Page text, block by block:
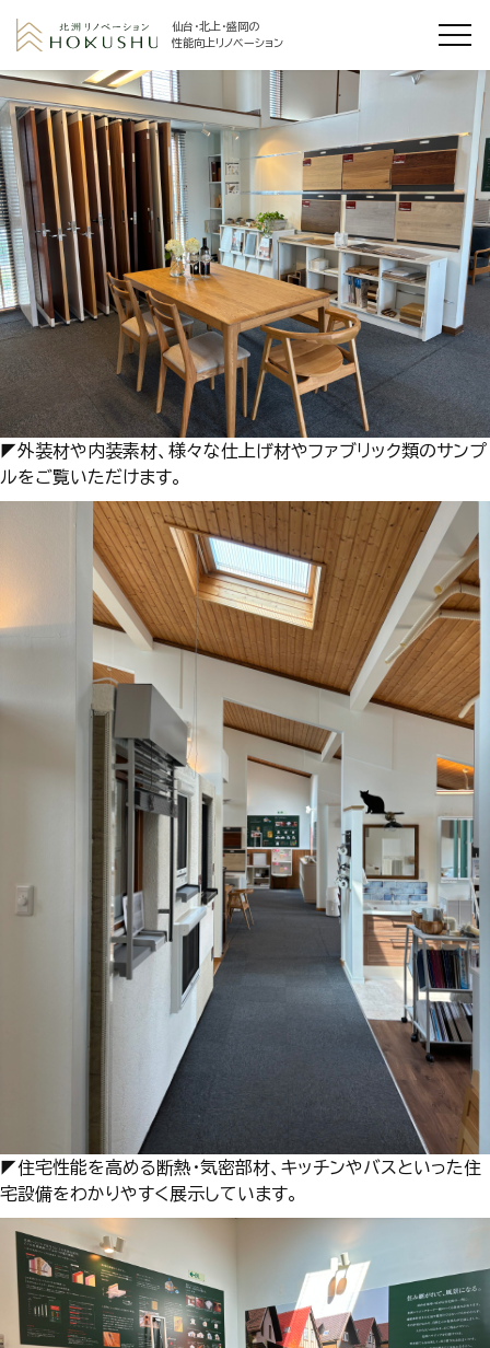
仙台・北上・盛岡の
性能向上リノベーション
◤外装材や内装素材、様々な仕上げ材やファブリック類のサンプ
ルをご覧いただけます。
◤住宅性能を高める断熱・気密部材、キッチンやバスといった住
宅設備をわかりやすく展示しています。